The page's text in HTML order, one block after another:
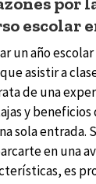
escolar
un año
asistir a
de una
y
sola entrada.
en una
es